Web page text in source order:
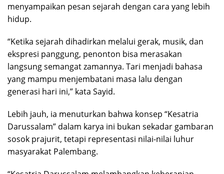
menyampaikan pesan sejarah dengan cara yang lebih
hidup.
“Ketika sejarah dihadirkan melalui gerak, musik, dan
ekspresi panggung, penonton bisa merasakan
langsung semangat zamannya. Tari menjadi bahasa
yang mampu menjembatani masa lalu dengan
generasi hari ini,” kata Sayid.
Lebih jauh, ia menuturkan bahwa konsep “Kesatria
Darussalam” dalam karya ini bukan sekadar gambaran
sosok prajurit, tetapi representasi nilai-nilai luhur
masyarakat Palembang.